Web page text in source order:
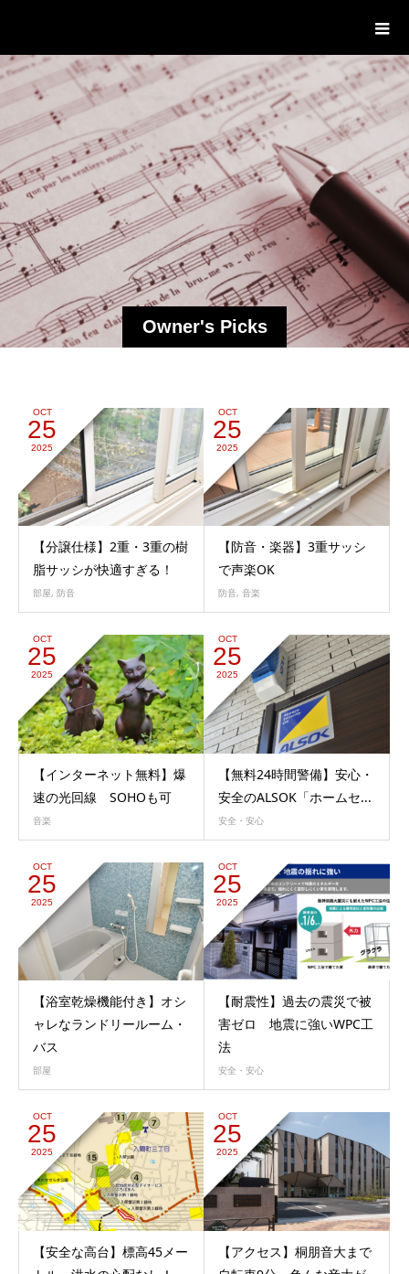
Owner's Picks
OCT
25
2025
【分譲仕様】2重・3重の樹
脂サッシが快適すぎる！
部屋, 防音
OCT
25
2025
【防音・楽器】3重サッシ
で声楽OK
防音, 音楽
OCT
25
2025
【インターネット無料】爆
速の光回線 SOHOも可
音楽
OCT
25
2025
【無料24時間警備】安心・
安全のALSOK「ホームセ...
安全・安心
OCT
25
2025
【浴室乾燥機能付き】オシ
ャレなランドリールーム・
バス
部屋
OCT
25
2025
【耐震性】過去の震災で被
害ゼロ 地震に強いWPC工
法
安全・安心
OCT
25
2025
【安全な高台】標高45メー
OCT
25
2025
【アクセス】桐朋音大まで